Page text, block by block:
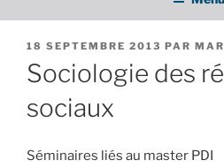
PUBLIÉ
LE
18 SEPTEMBRE 2013 PAR
Sociologie des
sociaux
Séminaires liés au master PDI